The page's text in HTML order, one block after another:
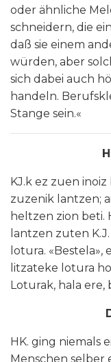
oder ähnliche
schneidern, die
daß sie einem
würden, aber
sich dabei auch
handeln.
Stange sein.«
KJ.k ez zuen
zuzenik lantzen;
heltzen zion
lantzen zuten
lotura. «Bestela»,
litzateke lotura
Loturak, hala ere,
HK. ging niemals
Menschen selber